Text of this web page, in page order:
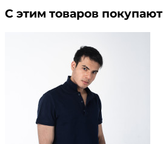
С этим товаров покупают